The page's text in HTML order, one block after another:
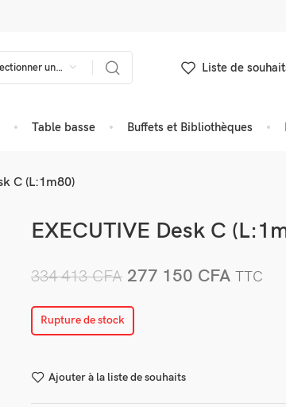
Sélectionner une catégorie Liste de
Table basse Buffets et Bibliothèques
C (L:1m80)
EXECUTIVE Desk C
334 413CFA 277 150 CFA TTC
Rupture de stock
Ajouter à la liste de souhaits